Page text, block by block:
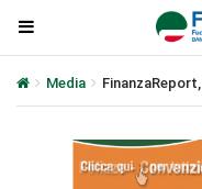
Media